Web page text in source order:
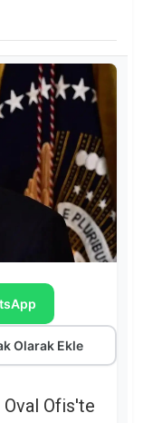
Olarak Ekle
Oval Ofis'te